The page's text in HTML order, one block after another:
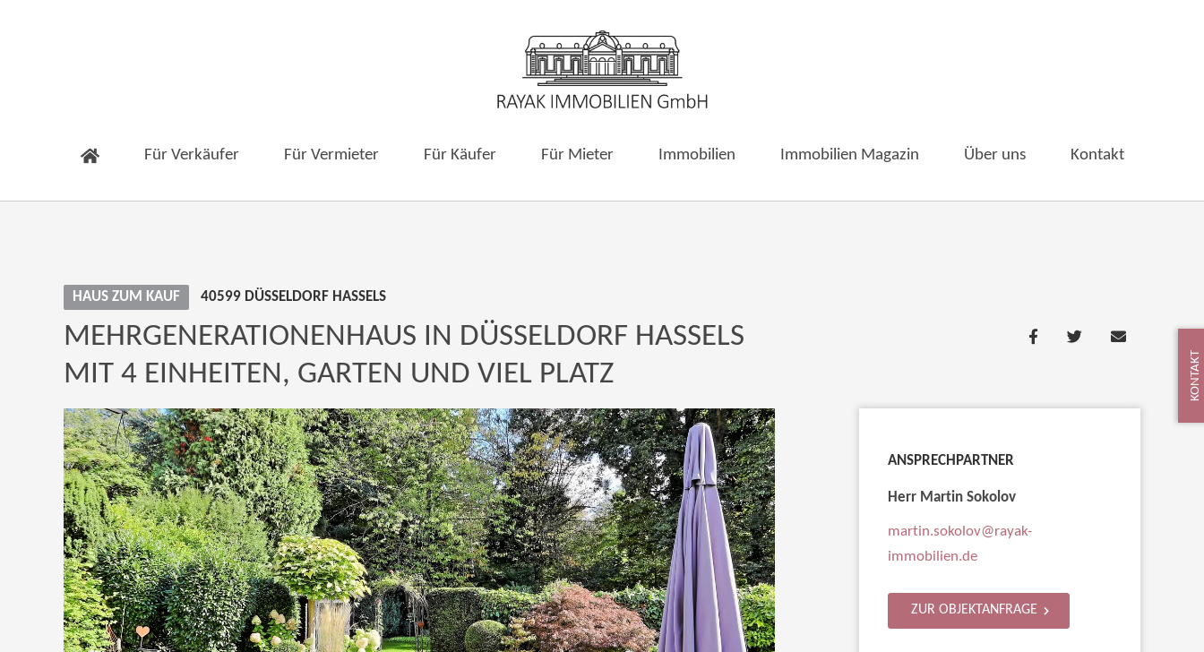
KONTAKT
Für Verkäufer Für Vermieter Für Käufer Für Mieter Immobilien Immobilien Magazin Über uns Kontakt
HAUS ZUM KAUF 40599 DÜSSELDORF HASSELS
MEHRGENERATIONENHAUS IN DÜSSELDORF HASSELS
MIT 4 EINHEITEN, GARTEN UND VIEL PLATZ
ANSPRECHPARTNER
Herr Martin Sokolov
martin.sokolov@rayak-
immobilien.de
ZUR OBJEKTANFRAGE